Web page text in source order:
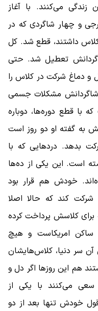
زندگی می‌کنند. با آغاز
آن 8 شاگرد خارجی و چهار شاگردی که در
کلاس داشتند، قطع شد. کل
تعطیل شد. حتی
دماغ شرکت در کلاس را
شاگردانش مشکلات جسمی
با قطع دوره‌ها، دوباره
به گفته او دو روز است
بدهد. دردهایی که با
است. این یکی از ده‌ها
خودش هم قرار بود
شرکت کند که حالا اصلا
کلاسش پرداخت کرده
امریکاست و هیچ
سر دنیا، کلاس‌هایشان
هم این روزها اگر دل و
سعی می‌کنند با یکی از
خودش تنها بعد از دو